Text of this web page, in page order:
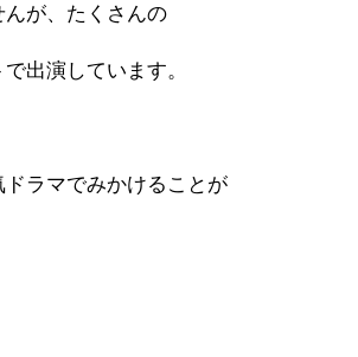
が、たくさんの
出演しています。
ラマでみかけることが